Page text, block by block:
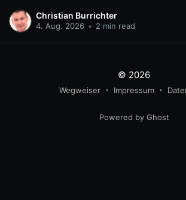
übersichtlich verfügbar. Aber auch
Materialien für eine Arbeitsphase
Christian Burrichter
4. Aug. 2026 • 2 min read
© 2026
Wegweiser Impressum
Powered by Ghost